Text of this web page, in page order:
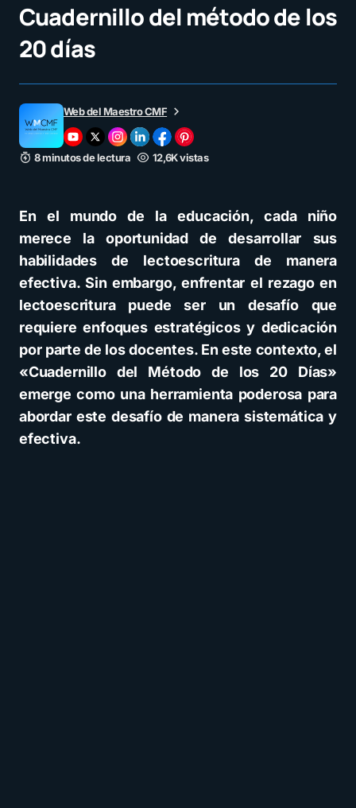
Cuadernillo del método de los
20 días
Web del Maestro CMF
8 minutos de lectura 12,6K vistas
En el mundo de la educación, cada niño
merece la oportunidad de desarrollar sus
habilidades de lectoescritura de manera
efectiva. Sin embargo, enfrentar el rezago en
lectoescritura puede ser un desafío que
requiere enfoques estratégicos y dedicación
por parte de los docentes. En este contexto, el
«Cuadernillo del Método de los 20 Días»
emerge como una herramienta poderosa para
abordar este desafío de manera sistemática y
efectiva.